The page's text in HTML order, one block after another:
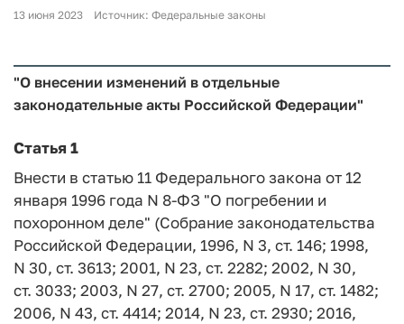
13 июня 2023 Источник: Федеральные законы
"О внесении изменений в отдельные
законодательные акты Российской Федерации"
Статья 1
Внести в статью 11 Федерального закона от 12
января 1996 года N 8-ФЗ "О погребении и
похоронном деле" (Собрание законодательства
Российской Федерации, 1996, N 3, ст. 146; 1998,
N 30, ст. 3613; 2001, N 23, ст. 2282; 2002, N 30,
ст. 3033; 2003, N 27, ст. 2700; 2005, N 17, ст. 1482;
2006, N 43, ст. 4414; 2014, N 23, ст. 2930; 2016,